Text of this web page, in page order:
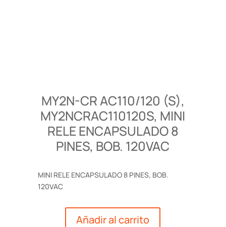
MY2N-CR AC110/120 (S),
MY2NCRAC110120S, MINI
RELE ENCAPSULADO 8
PINES, BOB. 120VAC
MINI RELE ENCAPSULADO 8 PINES, BOB.
120VAC
Añadir al carrito